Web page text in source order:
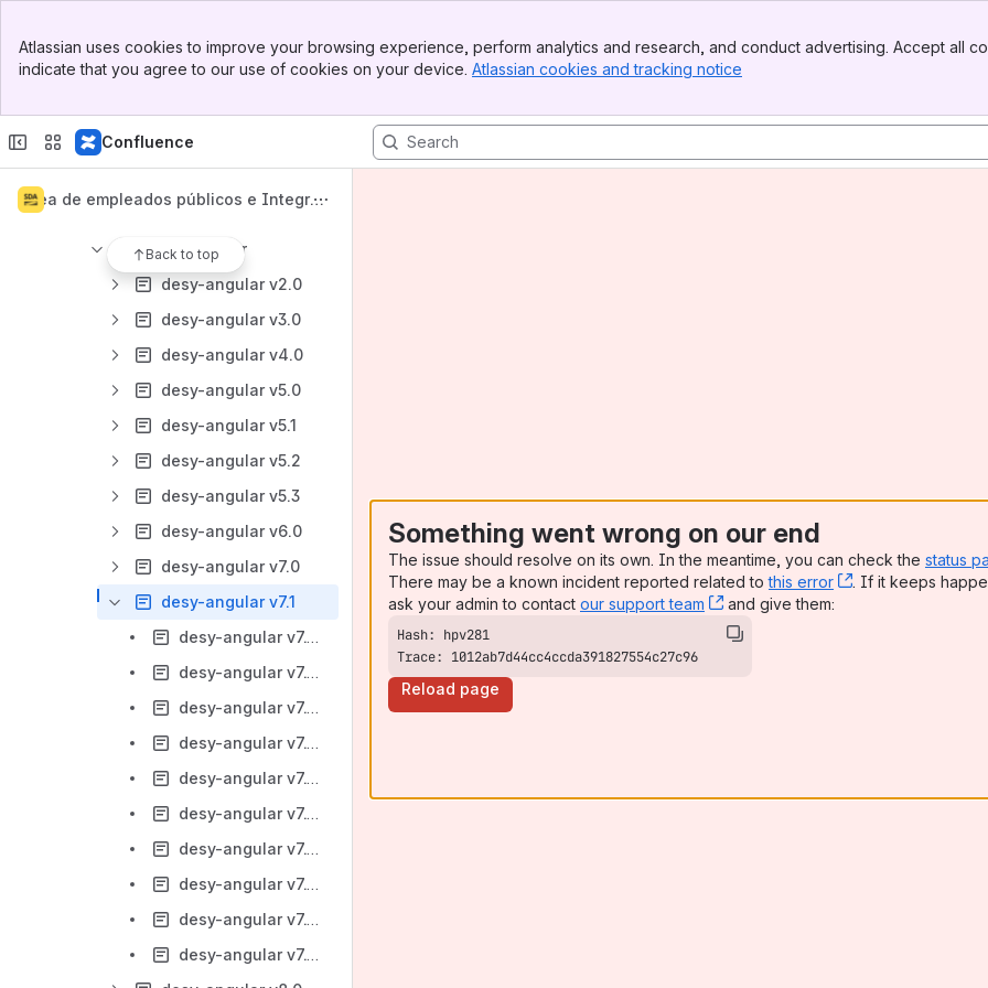
Top Bar
Sidebar
Atlassian uses cookies to improve your browsing experience, perform analytics and research, and conduct advertising. Accept all
indicate that you agree to our use of cookies on your device. Atlassian cookies and tracking notice
Confluence
Área de empleados públicos e Integrad
Back to top
DESY - Sistema de diseño del Gobierno de Aragón
Introducción a Desy, el sistema de diseño del Gobierno de Aragón
desy-html
desy-angular
desy-angular v2.0
desy-angular v3.0
desy-angular v4.0
desy-angular v5.0
desy-angular v5.1
desy-angular v5.2
desy-angular v5.3
desy-angular v6.0
desy-angular v7.0
desy-angular v7.1
desy-angular v7.1 - Manual de instalación
desy-angular v7.1 - Manual de actualización
desy-angular v7.1 - Manual de integración DesyPaginationModule
desy-angular v7.1 - Manual de integración DesyModalsModule
desy-angular v7.1 - Manual de integración DesyCommonsModule
desy-angular v7.1 - Manual de integración DesyTablesModule
desy-angular v7.1 - Manual de integración DesyNavModule
desy-angular v7.1 - Manual de integración DesyButtonsModule
desy-angular v7.1 - Manual de integración DesyFormsModule
desy-angular v7.1 - Manual de integración DesyViewsModule
Something went wrong on our end
The issue should resolve on its own. In the meantime, you can check the status
There may be a known incident reported related tothis error , (opens new
. If it keeps
ask your admin to contact our support team , (opens new window)
and give them:
Trace: 1012ab7d44cc4ccda391827554c27c96
Reload page